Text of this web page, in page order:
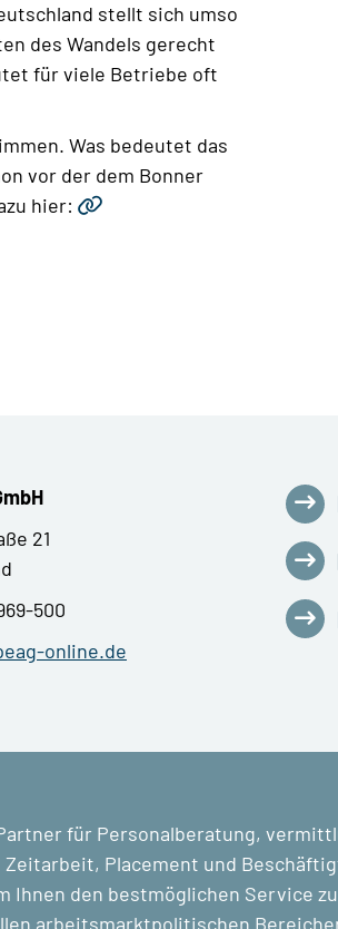
stellt sich umso
des Wandels gerecht
für viele Betriebe oft
Was bedeutet das
vor der dem Bonner
hier:
21
500
online.de
für Personalberatung,
Placement und
Ihnen den bestmöglichen Service
arbeitsmarktpolitischen